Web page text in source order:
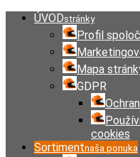
ÚVODstránky
Profil
Mapa
GDPR
cookies
Sortimentnaša ponuka